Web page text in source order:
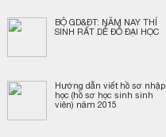
BỘ GD&ĐT: NĂM NAY THÍ
SINH RẤT DỄ ĐỖ ĐẠI HỌC
Hướng dẫn viết hồ sơ nhập
học (hồ sơ học sinh sinh
viên) năm 2015